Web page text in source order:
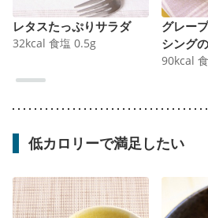
レタスたっぷりサラダ
32kcal 食塩 0.5g
グレー
シング
90kcal
低カロリーで満足したい